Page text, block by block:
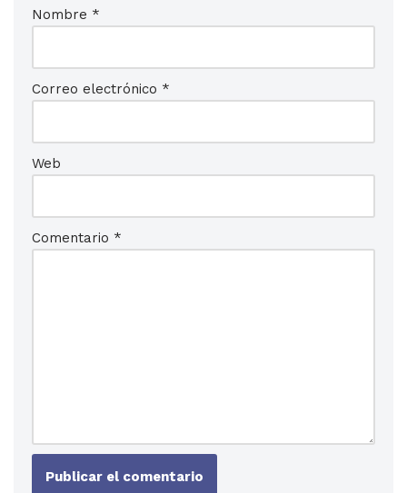
Nombre *
Correo electrónico *
Web
Comentario *